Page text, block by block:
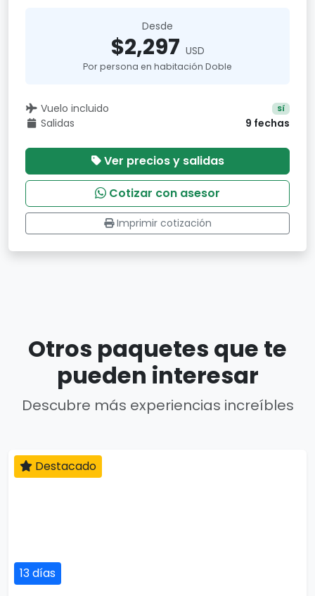
Desde
$2,297 USD
Por persona en habitación Doble
Vuelo incluido Sí
Salidas 9 fechas
Ver precios y salidas
Cotizar con asesor
Imprimir cotización
Otros paquetes que te
pueden interesar
Descubre más experiencias increíbles
13 días
Destacado